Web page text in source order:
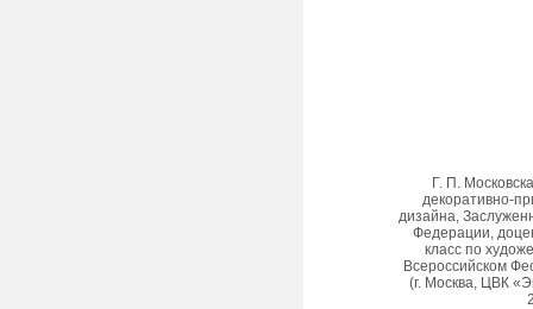
Г. П.
декоративно-
дизайна,
Федерации,
класс по
Всероссийском
(г. Москва, ЦВК